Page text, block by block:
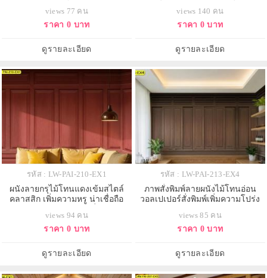
views 77 คน
ราคา 0 บาท
ดูรายละเอียด
views 140 คน
ราคา 0 บาท
ดูรายละเอียด
รหัส : LW-PAI-210-EX1
ผนังลายกรุไม้โทนแดงเข้มสไตล์
คลาสสิก เพิ่มความหรู น่าเชื่อถือ
views 94 คน
ราคา 0 บาท
ดูรายละเอียด
รหัส : LW-PAI-213-EX4
ภาพสั่งพิมพ์ลายผนังไม้โทนอ่อน
วอลเปเปอร์สั่งพิมพ์เพิ่มความโปร่ง
views 85 คน
ราคา 0 บาท
ดูรายละเอียด